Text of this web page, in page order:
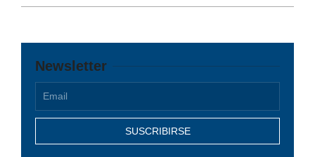
Newsletter